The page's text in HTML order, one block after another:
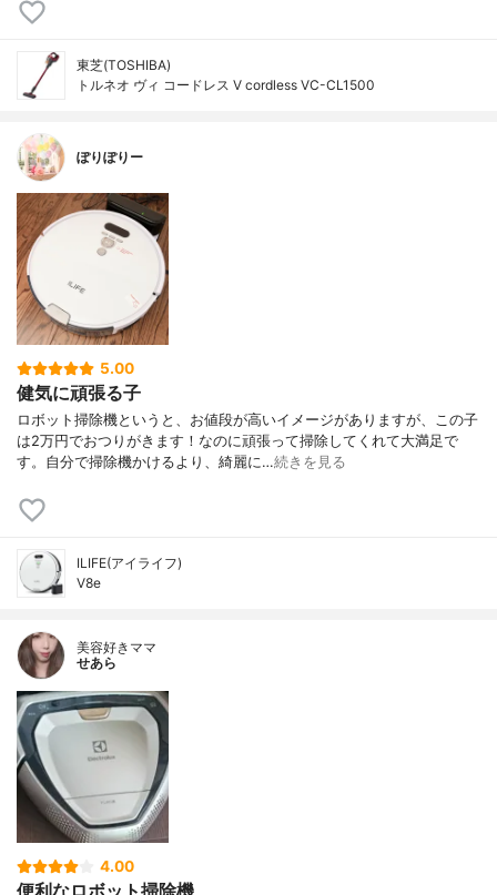
東芝(TOSHIBA)
トルネオ ヴィ コードレス V cordless VC-CL1500
ぽりぽりー
5.00
健気に頑張る子
ロボット掃除機というと、お値段が高いイメージがありますが、この子
は2万円でおつりがきます！なのに頑張って掃除してくれて大満足で
す。自分で掃除機かけるより、綺麗に…続きを見る
ILIFE(アイライフ)
V8e
美容好きママ
せあら
4.00